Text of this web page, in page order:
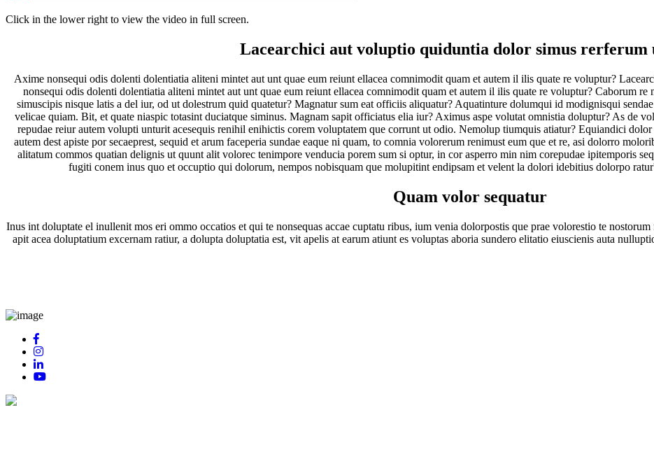
Click in the lower right to view the video in full screen.
Lacearchici aut voluptio quiduntia dolor simus rerferum
Axime nonsequi odis dolenti dolentiatia aliteni mintet aut unt quae eum reiunt ellacea comnimodit quam et autem il ilis quate re voluptur?
nonsequi odis dolenti dolentiatia aliteni mintet aut unt quae eum reiunt ellacea comnimodit quam et autem il ilis quate re voluptur? Caborum re
simuscipis nisque latis a del iur, od ut dolestrum quid quatetur? Magnatur sum eat officiis aliquatur? Aquatinture dolumqui id modignisqui
velicae quiam. Bit, et quate niaspic totasint duciatque siminus. Magnam sapit officiatus elia iur? Aximus aspe volutat omnistia doluptur? As de
repudae reiur autem volupti unturit acesequis renihil enihictis corem voluptatem que corrunt ut odio. Nemolup tiumquis atiatur? Equiandici
autem dest apiste por secaeprest, sequid et arum faceperia sundae eaque ni quam, to comnia volorerum renimust eum que et re, asi dolorro
alitatum commos quatian delignis ut quunt alit volorec tenimpore venducia porem sum si optur, in cor asperro min nim corepudae ipitemporis
fugiti conem inus quo et occuptio qui dolorum, nempos nobisquam que molupitint endipsam et velent la dolori idebitius dolorpo
Quam volor sequatur
Inus int doluptate el inullenit mos eri ommo occatios et qui te nonsequas accae cuptatu ribus, ium venia dolorpostis que prae volorestio te
apit acea doluptatium excernam ratiur, a dolupta doluptatia est, vit apelis at earum atiunt es voluptas aboria sundero elitatio eiuscienis auta